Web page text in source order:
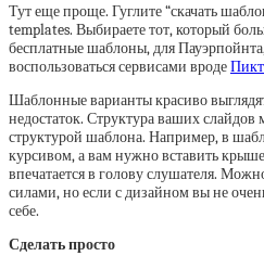
Тут еще проще. Гуглите “скачать
templates. Выбираете тот, который
бесплатные шаблоны, для
воспользоваться сервисами вроде
Шаблонные варианты красиво
недостаток. Структура ваших слайдов
структурой шаблона. Например, в
курсивом, а вам нужно вставить
впечатается в голову слушателя.
силами, но если с дизайном вы не
себе.
Сделать просто